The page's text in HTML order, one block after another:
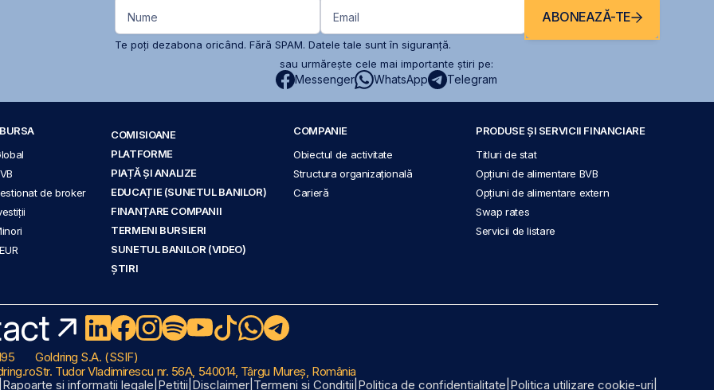
Nume Email ABONEAZĂ-TE
Te poți dezabona oricând. Fără SPAM. Datele tale sunt în siguranță.
sau urmărește cele mai importante știri pe:
Messenger WhatsApp Telegram
de broker
COMISIOANE
PLATFORME
PIAȚĂ ȘI ANALIZE
EDUCAȚIE (SUNETUL BANILOR)
FINANȚARE COMPANII
TERMENI BURSIERI
SUNETUL BANILOR (VIDEO)
ȘTIRI
COMPANIE
Obiectul de activitate
Structura organizațională
Carieră
PRODUSE ȘI SERVICII FINANCIARE
Titluri de stat
Opțiuni de alimentare BVB
Opțiuni de alimentare extern
Swap rates
Servicii de listare
Goldring S.A. (SSIF)
Str. Tudor Vladimirescu nr. 56A, 540014, Târgu Mureș, România
Rapoarte și informații legale Petiții Disclaimer Termeni și Condiții Politica de confidențialitate Politica utilizare cookie-uri